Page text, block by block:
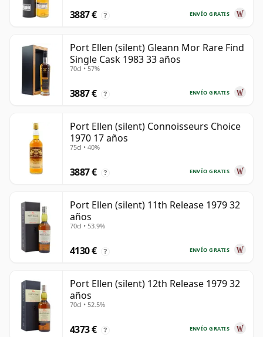
ENVÍO GRATIS
3887 € ?
Port Ellen (silent) Gleann Mor Rare Find
Single Cask 1983 33 años
70cl • 57%
ENVÍO GRATIS
3887 € ?
Port Ellen (silent) Connoisseurs Choice
1970 17 años
75cl • 40%
ENVÍO GRATIS
3887 € ?
Port Ellen (silent) 11th Release 1979 32
años
70cl • 53.9%
ENVÍO GRATIS
4130 € ?
Port Ellen (silent) 12th Release 1979 32
años
70cl • 52.5%
ENVÍO GRATIS
4373 € ?